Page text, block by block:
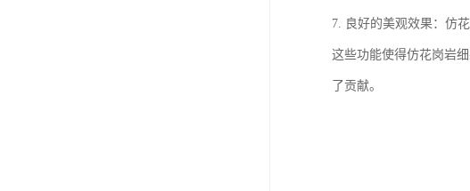
7. 良好的美观效果：仿
这些功能使得仿花岗岩
了贡献。